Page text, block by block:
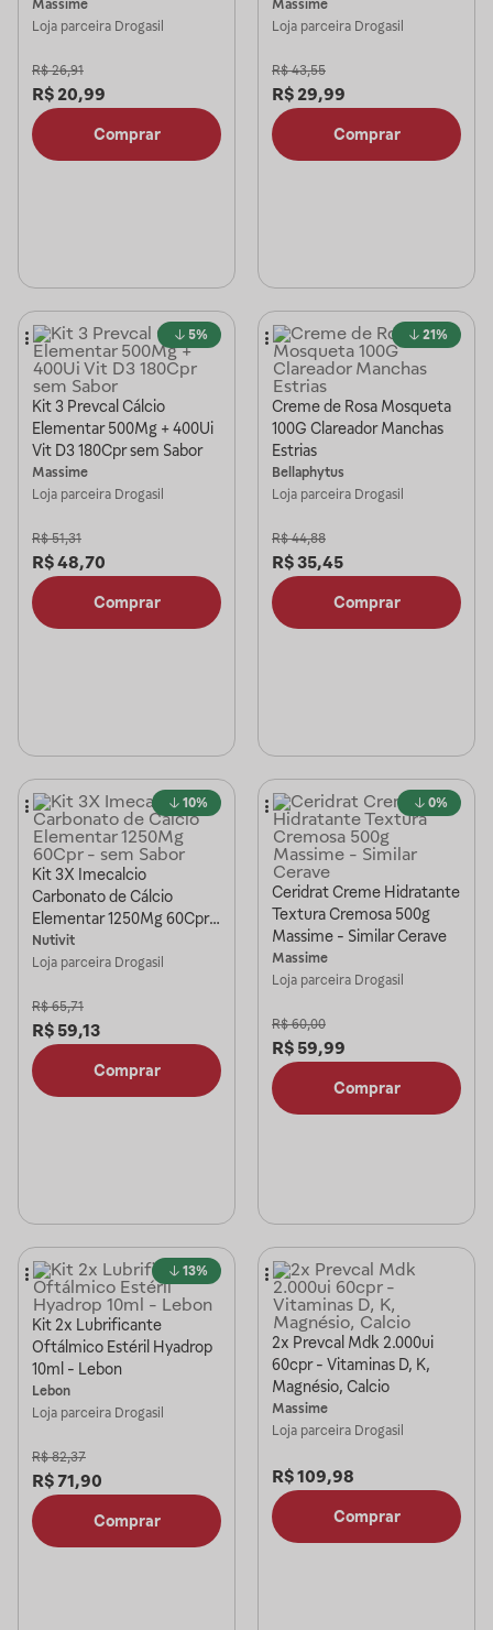
Massime
Loja parceira Drogasil
R$ 26,91
R$ 20,99
Comprar
Massime
Loja parceira Drogasil
R$ 43,55
R$ 29,99
Comprar
5%
Kit 3 Prevcal Cálcio
Elementar 500Mg + 400Ui
Vit D3 180Cpr sem Sabor
Massime
Loja parceira Drogasil
R$ 51,31
R$48,70
Comprar
21%
Creme de Rosa Mosqueta
100G Clareador Manchas
Estrias
Bellaphytus
Loja parceira Drogasil
R$ 44,88
R$35,45
Comprar
10%
Kit 3X Imecalcio
Carbonato de Cálcio
Elementar 1250Mg 60Cpr -
sem Sabor
Nutivit
Loja parceira Drogasil
R$ 65,71
R$ 59,13
Comprar
0%
Ceridrat Creme Hidratante
Textura Cremosa 500g
Massime - Similar Cerave
Massime
Loja parceira Drogasil
R$ 60,00
R$ 59,99
Comprar
13%
Kit 2x Lubrificante
Oftálmico Estéril Hyadrop
10ml - Lebon
Lebon
Loja parceira Drogasil
R$ 82,37
R$71,90
Comprar
2x Prevcal Mdk 2.000ui
60cpr - Vitaminas D, K,
Magnésio, Calcio
Massime
Loja parceira Drogasil
R$109,98
Comprar